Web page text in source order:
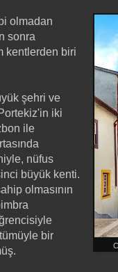
olmadan
sonra
kentlerden biri
şehri ve
iki
ile
nüfus
büyük kenti.
olmasının
bir